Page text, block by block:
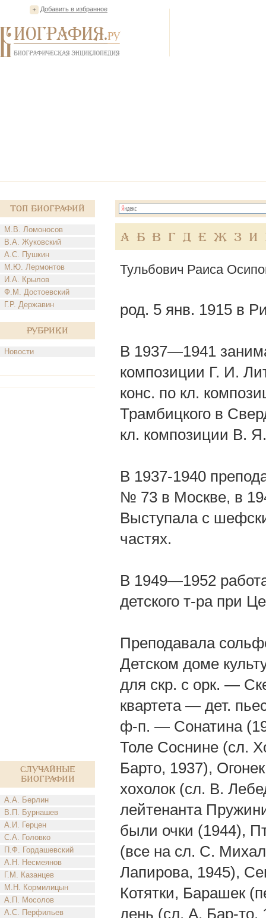
Добавить в избранное
Топ Биографий
М.В. Ломоносов
В.А. Жуковский
А.С. Пушкин
М.Ю. Лермонтов
И.А. Крылов
Ф.М. Достоевский
Г.Р. Державин
Рубрики
Новости
Случайные
биографии
А.А. Берлин
В.П. Бурнашев
А.И. Герцен
С.А. Головко
П.Ф. Гордашевский
А.Н. Несмеянов
Г.М. Казанцев
М.Н. Кормилицын
А.П. Мосолов
А.С. Перфильев
А Б В Г Д Е Ж З И
Тульбович Раиса
род. 5 янв. 1915 в
В 1937—1941
композиции Г. И.
конс. по кл.
Трамбицкого в
кл. композиции В.
В 1937-1940
№ 73 в Москве, в
Выступала с
частях.
В 1949—1952
детского т-ра при
Преподавала
Детском доме
для скр. с оpк. —
квартета — дет.
ф-п. — Сонатина
Толе Соснине (сл.
Барто, 1937),
хохолок (сл. В.
лейтенанта
были очки (1944),
(все на cл. С.
Лапирова, 1945),
Котятки, Барашек
день (сл. А. Бар-то,